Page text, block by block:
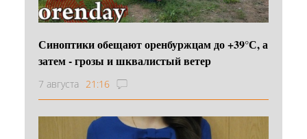
Синоптики обещают оренбуржцам до +39°С, а
затем - грозы и шквалистый ветер
7 августа 21:16